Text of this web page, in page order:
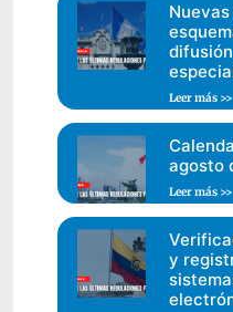
Leer más >>
agosto
Leer más >>
y